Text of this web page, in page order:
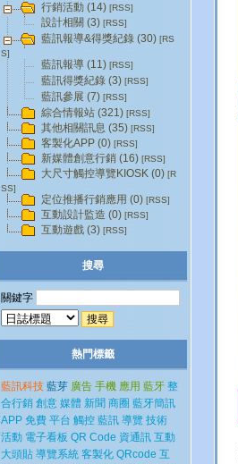
行銷活動 (14) [RSS]
設計相關 (3) [RSS]
藍訊報導&得獎紀錄 (30) [RS
S]
藍訊報導 (11) [RSS]
藍訊得獎紀錄 (3) [RSS]
藍訊參展 (7) [RSS]
綜合情報站 (321) [RSS]
其他相關訊息 (35) [RSS]
客製化APP (0) [RSS]
新媒體創意行銷 (16) [RSS]
大尺寸觸控導覽KIOSK (0) [R
SS]
定位推播行銷應用 (0) [RSS]
互動設計監造 (0) [RSS]
互動遊戲 (3) [RSS]
搜尋
關鍵字
熱門標籤
藍訊科技 藍芽 廣告 手機 應用 藍牙 整
合行銷 創意 媒體 新聞 商圈 藍牙簡訊
APP 免費 平台 觸控 藍訊 導覽 技術
活動 電子看板 QR Code 資通訊 互動
大頭貼 導覽系統 客製化 QRcode 互